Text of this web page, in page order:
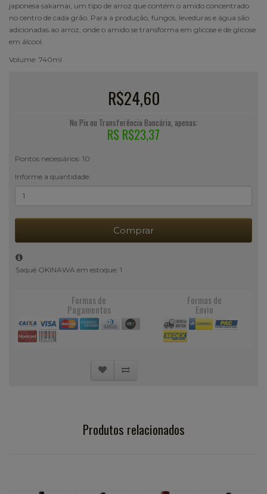
japonesa sakamai, um tipo de arroz que contém o amido concentrado
no centro de cada grão. Para a produção, fungos, leveduras e água são
adicionadas ao arroz, onde o amido se transforma em glicose e de glicose
em álcool.
Volume: 740ml
R$24,60
No Pix ou Transferência Bancária, apenas:
R$ R$23,37
Pontos necessários: 10
Informe a quantidade:
Comprar
Saquê OKINAWA em estoque: 1
Formas de
Pagamentos
Formas de
Envio
Produtos relacionados